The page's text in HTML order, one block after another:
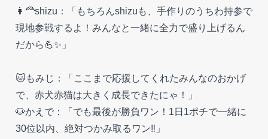
👩‍🦰shizu：「もちろんshizuも、手作りのうちわ持参で
現地参戦するよ！みんなと一緒に全力で盛り上げるん
だから💪✨」
🐱もみじ：「ここまで応援してくれたみんなのおかげ
で、赤犬赤猫は大きく成長できたにゃ！」
🐶かえで：「でも最後が勝負ワン！1日1ポチで一緒に
30位以内、絶対つかみ取るワン‼️」